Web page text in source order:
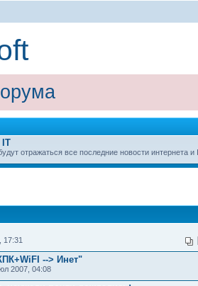
IT
отражаться все последние новости интернета и
17:31
--> Инет"
2007, 04:08